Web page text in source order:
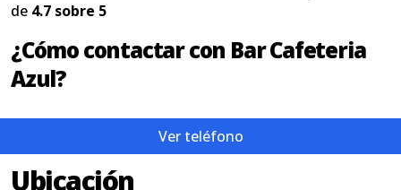
de 4.7 sobre 5
¿Cómo contactar con Bar Cafeteria
Azul?
Ver teléfono
Ubicación